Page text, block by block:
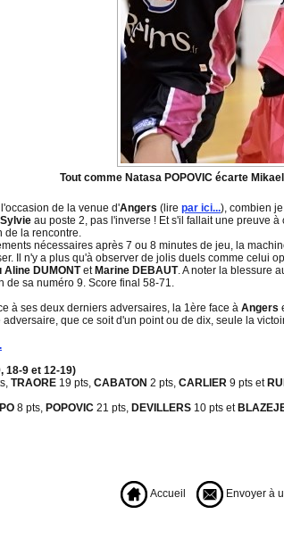
Tout comme Natasa POPOVIC écarte
de la venue d'Angers (lire par ici...), combien
Sylvie au poste 2, pas l'inverse ! Et s'il fallait une preuve
de la rencontre.
nécessaires après 7 ou 8 minutes de jeu, la
Il n'y a plus qu'à observer de jolis duels comme celui
Aline DUMONTet Marine DEBAUT. A noter la blessure
de sa numéro 9. Score final 58-71.
à ses deux derniers adversaires, la 1ère face à Angers
que ce soit d'un point ou de dix, seule la
18-9 et 12-19)
TRAORE 19 pts, CABATON 2 pts, CARLIER 9 pts et
8 pts, POPOVIC 21 pts, DEVILLERS 10 pts et
Accueil
Envoyer à